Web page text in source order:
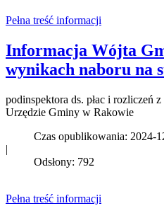
Pełna treść informacji
Informacja Wójta
wynikach naboru na
podinspektora ds. płac i rozliczeń
Urzędzie Gminy w Rakowie
Czas opublikowania: 2024-
|
Odsłony: 792
Pełna treść informacji